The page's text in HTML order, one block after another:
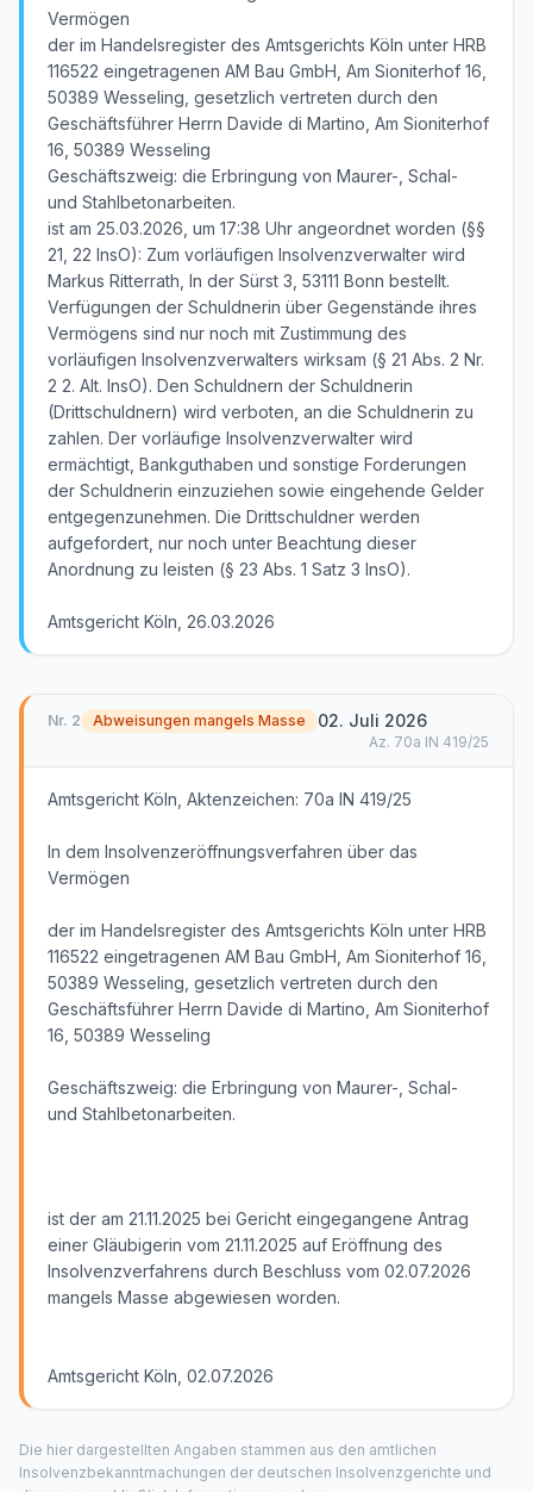
Vermögen
der im Handelsregister des Amtsgerichts Köln unter HRB
116522 eingetragenen AM Bau GmbH, Am Sioniterhof 16,
50389 Wesseling, gesetzlich vertreten durch den
Geschäftsführer Herrn Davide di Martino, Am Sioniterhof
16, 50389 Wesseling
Geschäftszweig: die Erbringung von Maurer-, Schal-
und Stahlbetonarbeiten.
ist am 25.03.2026, um 17:38 Uhr angeordnet worden (§§
21, 22 InsO): Zum vorläufigen Insolvenzverwalter wird
Markus Ritterrath, In der Sürst 3, 53111 Bonn bestellt.
Verfügungen der Schuldnerin über Gegenstände ihres
Vermögens sind nur noch mit Zustimmung des
vorläufigen Insolvenzverwalters wirksam (§ 21 Abs. 2 Nr.
2 2. Alt. InsO). Den Schuldnern der Schuldnerin
(Drittschuldnern) wird verboten, an die Schuldnerin zu
zahlen. Der vorläufige Insolvenzverwalter wird
ermächtigt, Bankguthaben und sonstige Forderungen
der Schuldnerin einzuziehen sowie eingehende Gelder
entgegenzunehmen. Die Drittschuldner werden
aufgefordert, nur noch unter Beachtung dieser
Anordnung zu leisten (§ 23 Abs. 1 Satz 3 InsO).
Amtsgericht Köln, 26.03.2026
Nr. 2 Abweisungen mangels Masse 02. Juli 2026
Az. 70a IN 419/25
Amtsgericht Köln, Aktenzeichen: 70a IN 419/25
In dem Insolvenzeröffnungsverfahren über das
Vermögen
der im Handelsregister des Amtsgerichts Köln unter HRB
116522 eingetragenen AM Bau GmbH, Am Sioniterhof 16,
50389 Wesseling, gesetzlich vertreten durch den
Geschäftsführer Herrn Davide di Martino, Am Sioniterhof
16, 50389 Wesseling
Geschäftszweig: die Erbringung von Maurer-, Schal-
und Stahlbetonarbeiten.
ist der am 21.11.2025 bei Gericht eingegangene Antrag
einer Gläubigerin vom 21.11.2025 auf Eröffnung des
Insolvenzverfahrens durch Beschluss vom 02.07.2026
mangels Masse abgewiesen worden.
Amtsgericht Köln, 02.07.2026
Die hier dargestellten Angaben stammen aus den amtlichen
Insolvenzbekanntmachungen der deutschen Insolvenzgerichte und